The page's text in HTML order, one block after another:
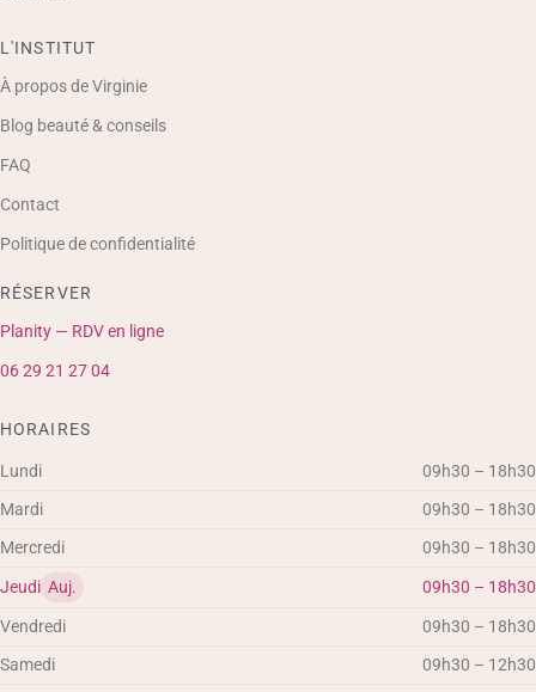
L'INSTITUT
À propos de Virginie
Blog beauté & conseils
FAQ
Contact
Politique de confidentialité
RÉSERVER
Planity — RDV en ligne
06 29 21 27 04
HORAIRES
Lundi
09h30 – 18h30
Mardi
09h30 – 18h30
Mercredi
09h30 – 18h30
Jeudi Auj. 09h30 – 18h30
Vendredi
09h30 – 18h30
Samedi
09h30 – 12h30